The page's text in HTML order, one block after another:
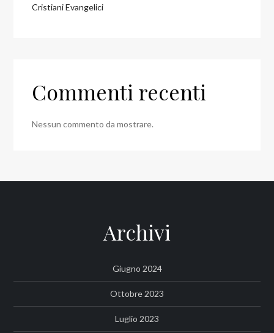
Cristiani Evangelici
Commenti recenti
Nessun commento da mostrare.
Archivi
Giugno 2024
Ottobre 2023
Luglio 2023